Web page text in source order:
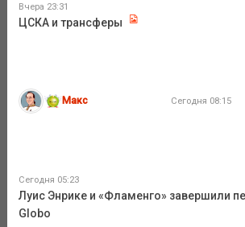
Вчера 23:31
ЦСКА и трансферы
Макс Сегодня 08:15
Сегодня 05:23
Луис Энрике и «Фламенго» завершили
Globo